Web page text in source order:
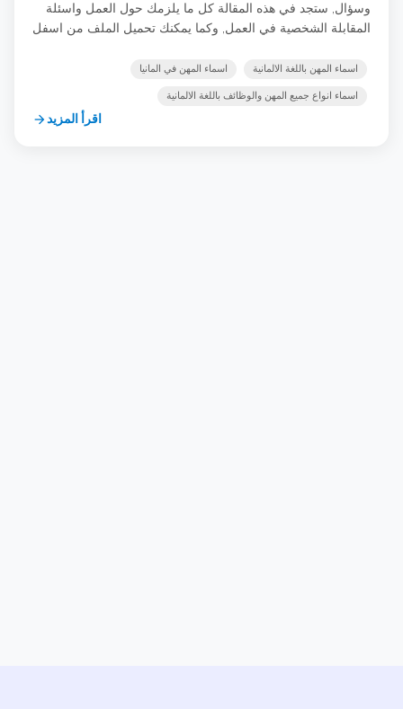
وسؤال, ستجد في هذه المقالة كل ما يلزمك حول العمل واسئلة
المقابلة الشخصية في العمل, وكما يمكنك تحميل الملف من اسفل
20 جملة و سؤال مخطط المقال : السؤال عن الوظيفة بالالماني
اسماء المهن باللغة الالمانية اسماء المهن في المانيا
اسماء انواع جميع المهن والوظائف باللغة الالمانية
اقرأ المزيدarrow_forward